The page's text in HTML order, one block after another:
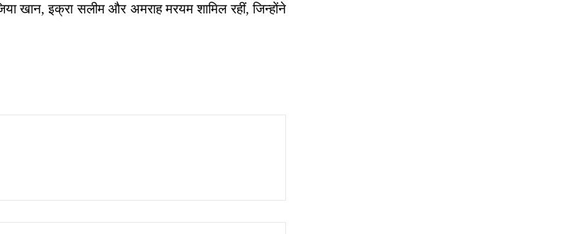
खान, इक्रा सलीम और अमराह मरयम शामिल रहीं, जिन्होंने